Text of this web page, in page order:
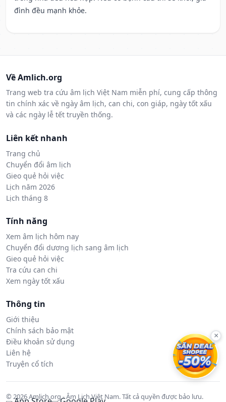
đình đều mạnh khỏe.
Về Amlich.org
Trang web tra cứu âm lịch Việt Nam miễn phí, cung cấp thông
tin chính xác về ngày âm lịch, can chi, con giáp, ngày tốt xấu
và các ngày lễ tết truyền thống.
Liên kết nhanh
Trang chủ
Chuyển đổi âm lịch
Gieo quẻ hỏi việc
Lịch năm 2026
Lịch tháng 8
Tính năng
Xem âm lịch hôm nay
Chuyển đổi dương lịch sang âm lịch
Gieo quẻ hỏi việc
Tra cứu can chi
Xem ngày tốt xấu
Thông tin
Giới thiệu
Chính sách bảo mật
Điều khoản sử dụng
Liên hệ
Truyện cổ tích
© 2026 Amlich.org - Âm Lịch Việt Nam. Tất cả quyền được bảo lưu.
×